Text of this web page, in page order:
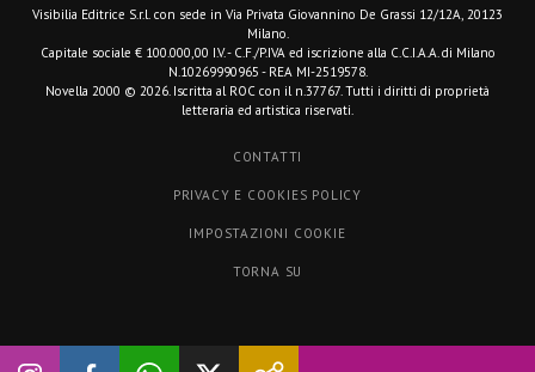
Visibilia Editrice S.r.l. con sede in Via Privata Giovannino De Grassi 12/12A, 20123
Milano.
Capitale sociale € 100.000,00 I.V. - C.F./P.IVA ed iscrizione alla C.C.I.A.A. di Milano
N.10269990965 - REA MI-2519578.
Novella 2000 © 2026. Iscritta al ROC con il n.37767. Tutti i diritti di proprietà
letteraria ed artistica riservati.
CONTATTI
PRIVACY E COOKIES POLICY
IMPOSTAZIONI COOKIE
TORNA SU